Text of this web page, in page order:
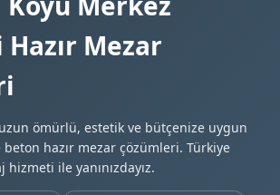
Mezar
ömürlü, estetik ve bütçenize uygun
hazır mezar çözümleri. Türkiye
hizmeti ile yanınızdayız.